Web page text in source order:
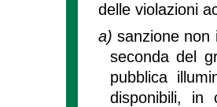
delle violazioni
a) sanzione non
seconda del
pubblica
disponibili, in